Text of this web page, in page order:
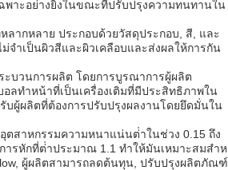
พาะอย่างยิ่งในขณะที่ปรับปรุงความทนทานใน
ลากหลาย ประกอบด้วยวัสดุประกอบ, สี, และ
าเป็นผิวสีและผิวเคลือบและส่งผลให้การกัน
ะบวนการผลิต โดยการบูรณาการผู้ผลิต
ลทําหน้าที่เป็นเครื่องเติมที่มีประสิทธิภาพใน
ผู้ผลิตที่ต้องการปรับปรุงผลงานโดยยึดมั่นใน
ตสาหกรรมความหนาแน่นต่ําในช่วง 0.15 ถึง
ารหักที่ต่ําประมาณ 1.1 ทําให้มันเหมาะสมสําห
ผู้ผลิตสามารถลดต้นทุน, ปรับปรุงผลิตภัณฑ์